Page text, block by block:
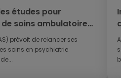
études pour
soins ambulatoire
prévoit de relancer ses
soins en psychiatrie